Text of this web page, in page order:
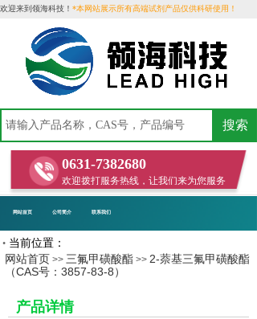
欢迎来到领海科技！ *本网站展示所有高端试剂产品仅供科研使用！
0631-7382680
欢迎拨打服务热线，让我们来为您服务
搜索
网站首页 公司简介 联系我们
• 当前位置：
网站首页 >> 三氟甲磺酸酯 >> 2-萘基三氟甲磺酸酯
（CAS号：3857-83-8）
产品详情